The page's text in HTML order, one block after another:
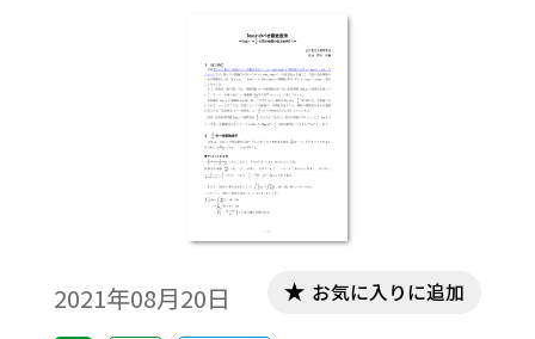
いか。本稿では導関数を題材に、単なる公
式記憶にならないための視覚的説明をご提
案したい。※文中の数式は、「Tosho数式エ
ディタ」で作成されています。ワード文書で
数式を正しく表示するためには、「Tosho数
式エディタ」が導入されていることが必要
です。会員向け無償ダウンロードはこちら
2021年08月20日 お気に入りに追加